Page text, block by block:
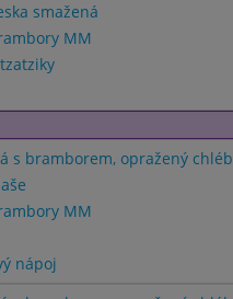
smažená
MM
s bramborem, opražený chléb
MM
nápoj